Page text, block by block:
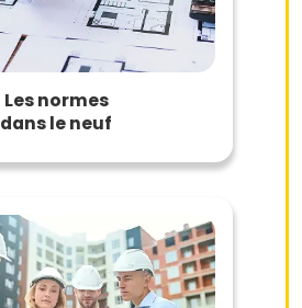
Les normes
dans le neuf